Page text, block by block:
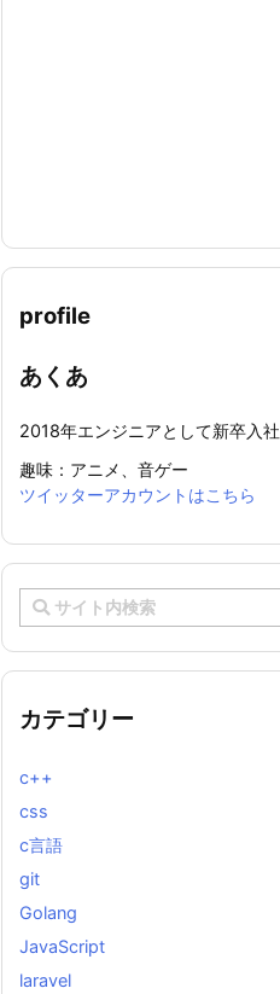
profile
あくあ
2018年エンジニアとして新卒入社
趣味：アニメ、音ゲー
ツイッターアカウントはこちら
カテゴリー
c++
css
c言語
git
Golang
JavaScript
laravel